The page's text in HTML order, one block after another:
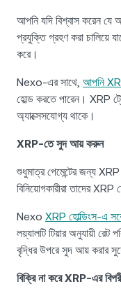
আপনি যদি বিশ্বাস করেন যে
প্রযুক্তি গ্রহণ করা চালিয়ে
করে।
Nexo-এর সাথে, আপনি
হোল্ড করতে পারেন। XRP
অ্যাক্সেসযোগ্য থাকে।
XRP-তে সুদ আয় করুন
শুধুমাত্র পেমেন্টের জন্য
বিনিয়োগকারীরা তাদের XRP
Nexo XRP হোল্ডিংস-এ
লয়্যালটি টিয়ার অনুযায়ী
বৃদ্ধির উপরে সুদ আয় করার
বিক্রি না করে XRP-এর